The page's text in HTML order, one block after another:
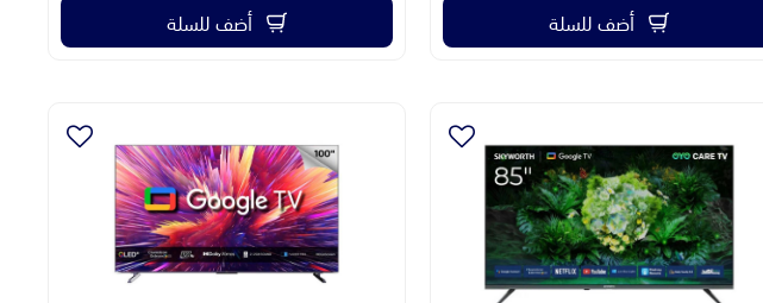
أضف للسلة أضف للسلة